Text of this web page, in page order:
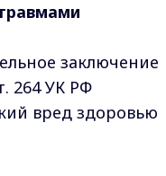
заключение
264 УК РФ
вред здоровью